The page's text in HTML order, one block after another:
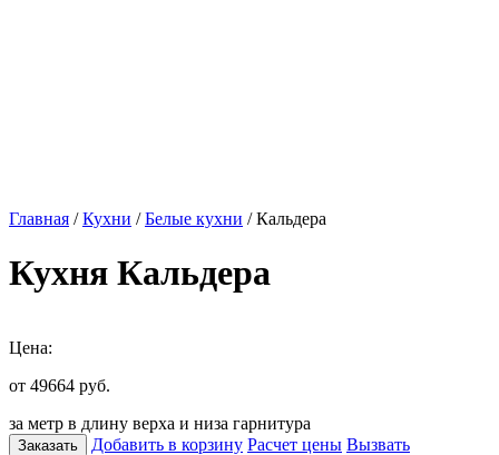
Главная /Кухни /Белые кухни / Кальдера
Кухня Кальдера
Цена:
от 49664 руб.
за метр в длину верха и низа гарнитура
Заказать Добавить в корзину Расчет цены Вызвать